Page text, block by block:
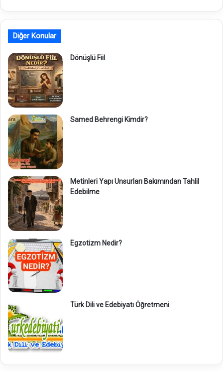
Diğer Konular
Dönüşlü Fiil
Samed Behrengi Kimdir?
Metinleri Yapı Unsurları Bakımından Tahlil
Edebilme
Egzotizm Nedir?
Türk Dili ve Edebiyatı Öğretmeni